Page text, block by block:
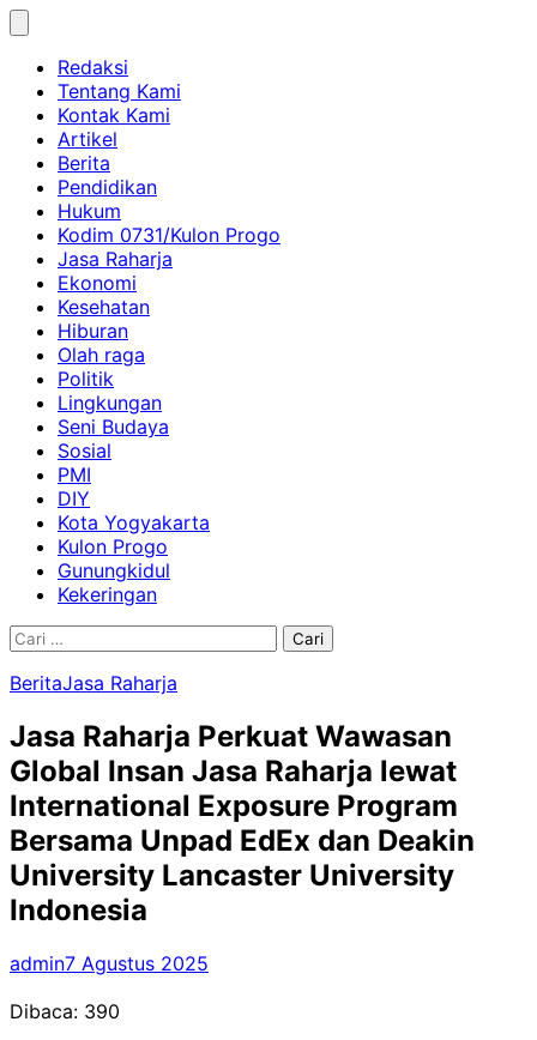
Skip
contentRedaksi
Tentang Kami
Kontak Kami
Artikel
Berita
Pendidikan
Hukum
Kodim 0731/Kulon Progo
Jasa Raharja
Ekonomi
Kesehatan
Hiburan
Olah raga
Politik
Lingkungan
Seni Budaya
Sosial
PMI
DIY
Kota Yogyakarta
Kulon Progo
Gunungkidul
Kekeringan
Cari
BeritaJasa Raharja
Jasa Raharja Perkuat Wawasan
Global Insan Jasa Raharja lewat
International Exposure Program
Bersama Unpad EdEx dan Deakin
University Lancaster University
Indonesia
admin7 Agustus 2025
Dibaca: 390